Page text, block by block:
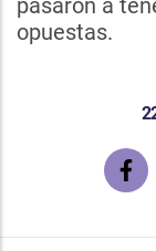
pasaron a
opuestas.